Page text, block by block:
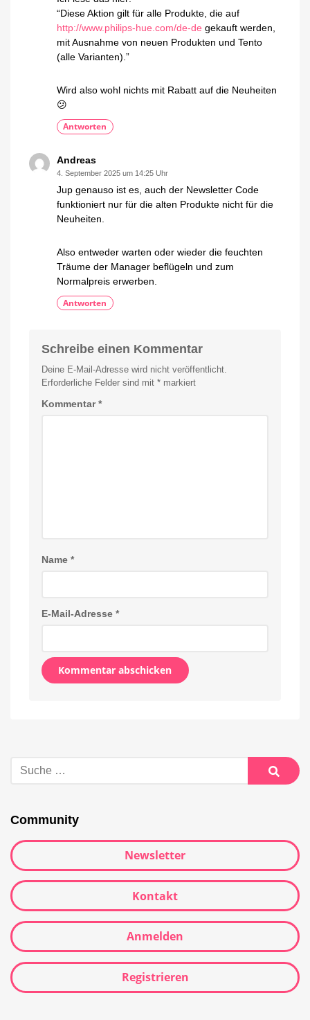
“Diese Aktion gilt für alle Produkte, die auf
http://www.philips-hue.com/de-de gekauft werden,
mit Ausnahme von neuen Produkten und Tento
(alle Varianten).”
Wird also wohl nichts mit Rabatt auf die Neuheiten
😕
Antworten
Andreas
4. September 2025 um 14:25 Uhr
Jup genauso ist es, auch der Newsletter Code
funktioniert nur für die alten Produkte nicht für die
Neuheiten.
Also entweder warten oder wieder die feuchten
Träume der Manager beflügeln und zum
Normalpreis erwerben.
Antworten
Schreibe einen Kommentar
Deine E-Mail-Adresse wird nicht veröffentlicht.
Erforderliche Felder sind mit * markiert
Kommentar*
Name *
E-Mail-Adresse *
nach:
Suche
Community
Newsletter
Kontakt
Anmelden
Registrieren